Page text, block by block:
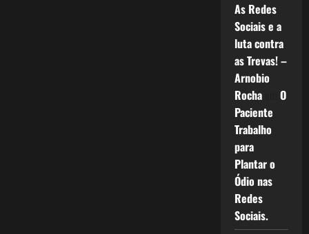
As Redes
Sociais e a
luta contra
as Trevas! –
Arnobio
Rochaem O
Paciente
Trabalho
para
Plantar o
Ódio nas
Redes
Sociais.